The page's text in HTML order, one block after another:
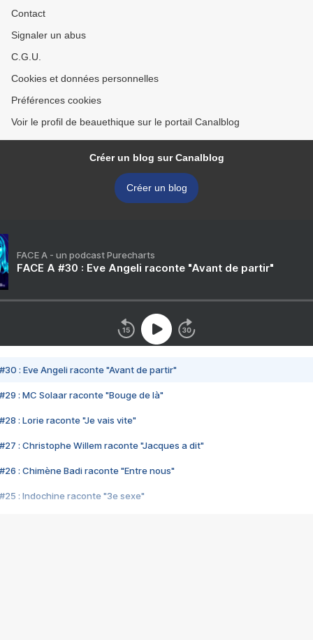
Contact
Signaler un abus
C.G.U.
Cookies et données personnelles
Préférences cookies
Voir le profil de beauethique sur le portail Canalblog
Créer un blog sur Canalblog
Créer un blog
FACE A - un podcast Purecharts
FACE A #30 : Eve Angeli raconte "Avant de partir"
#30 : Eve Angeli raconte "Avant de partir"
#29 : MC Solaar raconte "Bouge de là"
#28 : Lorie raconte "Je vais vite"
#27 : Christophe Willem raconte "Jacques a dit"
#26 : Chimène Badi raconte "Entre nous"
#25 : Indochine raconte "3e sexe"